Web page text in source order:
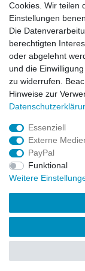
Wichtiges
Datenschutz
Impressum
Kontakt
AGB
Service
Zahlung und
Vertrag
Rücksendung
Verpackung
News
Cookies. Wir teilen
Einstellungen
Die
berechtigten
oder abgelehnt
und die
zu widerrufen.
Hinweise zur
Essenziell
Externe
PayPal
Funktional
Weitere